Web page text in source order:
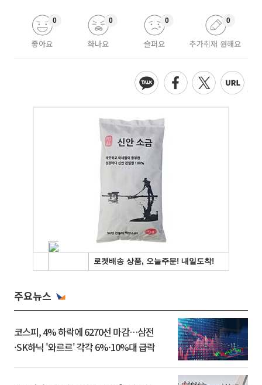
좋아요
0
화나요
0
슬퍼요
0
추가취재 원해요
0
주요뉴스
코스피, 4% 하락에 6270선 마감…삼전
·SK하닉 '와르르' 각각 6%·10%대 급락